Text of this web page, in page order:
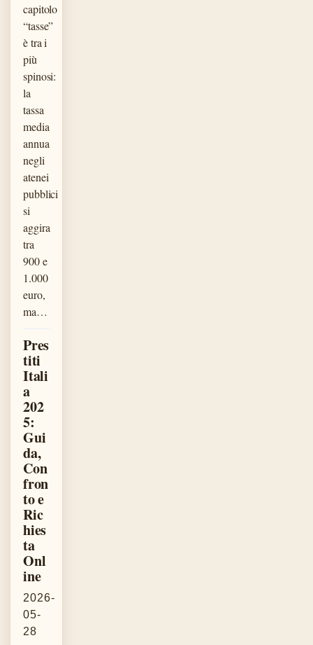
capitolo
“tasse”
è tra i
più
spinosi:
la
tassa
media
annua
negli
atenei
pubblici
si
aggira
tra
900 e
1.000
euro,
ma…
Pres
titi
Itali
a
202
5:
Gui
da,
Con
fron
to e
Ric
hies
ta
Onl
ine
2026-
05-
28